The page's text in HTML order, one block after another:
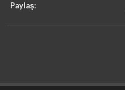
Paylaş: